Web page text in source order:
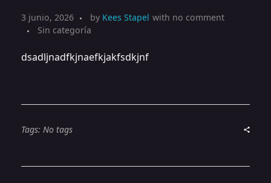
3 junio, 2026 by Kees Stapel with no comment
Sin categoría
dsadljnadfkjnaefkjakfsdkjnf
Tags: No tags